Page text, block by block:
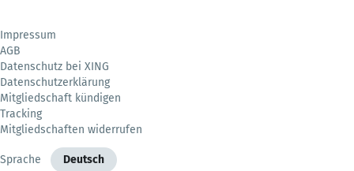
Impressum
AGB
Datenschutz bei XING
Datenschutzerklärung
Mitgliedschaft kündigen
Tracking
Mitgliedschaften widerrufen
Sprache Deutsch